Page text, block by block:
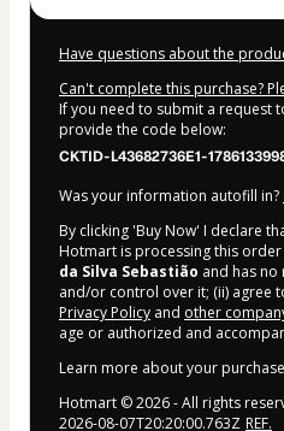
Have questions about the
Can't complete this purchase?
If you need to submit a request
provide the code below:
CKTID-L43682736E1-
Was your information autofill in?
By clicking 'Buy Now' I declare
Hotmart is processing this
da Silva Sebastião and has
and/or control over it; (ii) agree
Privacy Policy and other
age or authorized and
Learn more about your purchase
Hotmart ©2026- All rights
2026-08-07T20:20:00.763Z REF.